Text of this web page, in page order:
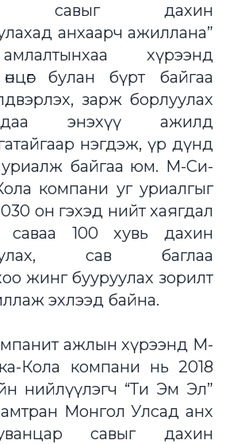
савыг дахин
анхаарч ажиллана”
хүрээнд
булан бүрт байгаа
зарж борлуулах
энэхүү ажилд
нэгдэж, үр дүнд
уриалж байгаа юм. М-Си-
компани уг уриалгыг
он гэхэд нийт хаягдал
саваа 100 хувь дахин
сав баглаа
жинг бууруулах зорилт
эхлээд байна.
ажлын хүрээнд М-
Кола компани нь 2018
нийлүүлэгч “Ти Эм Эл”
Монгол Улсад анх
савыг дахин